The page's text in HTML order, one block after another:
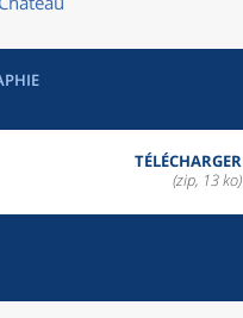
TÉLÉCHARGER
(zip, 13 ko)